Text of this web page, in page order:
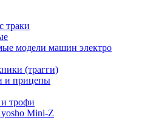
траки
модели машин электро
(трагги)
и прицепы
трофи
Mini-Z